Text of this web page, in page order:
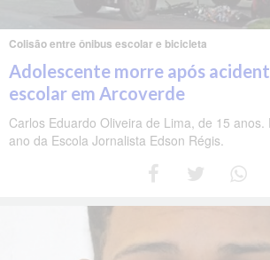
Colisão entre ônibus escolar e bicicleta
Adolescente morre após
escolar em Arcoverde
Carlos Eduardo Oliveira de Lima, de 15 anos.
ano da Escola Jornalista Edson Régis.